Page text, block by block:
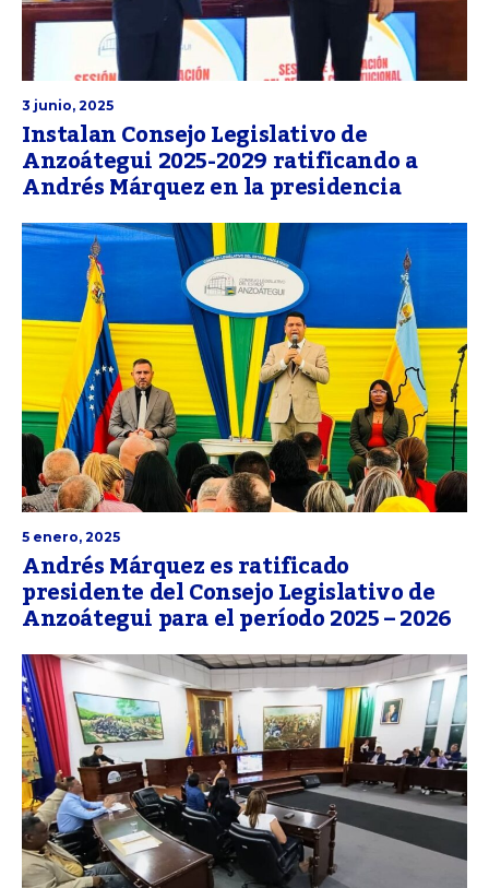
3 junio, 2025
Instalan Consejo Legislativo de
Anzoátegui 2025-2029 ratificando a
Andrés Márquez en la presidencia
5 enero, 2025
Andrés Márquez es ratificado
presidente del Consejo Legislativo de
Anzoátegui para el período 2025 – 2026